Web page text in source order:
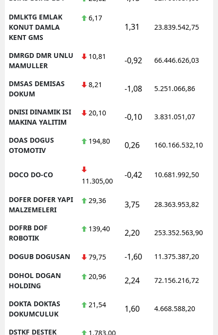
DMLKTG EMLAK
KONUT DAMLA
KENT GMS
6,17
1,31 23.839.542,75
DMRGD DMR UNLU
MAMULLER
10,81 -0,92 66.446.626,03
DMSAS DEMISAS
DOKUM
8,21 -1,08 5.251.066,86
DNISI DINAMIK ISI
MAKINA YALITIM
20,10 -0,10 3.831.051,07
DOAS DOGUS
OTOMOTIV
194,80 0,26 160.166.532,10
DOCO DO-CO
11.305,00
-0,42 10.681.992,50
DOFER DOFER YAPI
MALZEMELERI
29,36 3,75 28.363.953,82
DOFRB DOF
ROBOTIK
139,40 2,20 253.352.563,90
DOGUB DOGUSAN 79,75 -1,60 11.375.387,20
DOHOL DOGAN
HOLDING
20,96 2,24 72.156.216,72
DOKTA DOKTAS
DOKUMCULUK
21,54 1,60 4.668.588,20
DSTKF DESTEK 1.783,00